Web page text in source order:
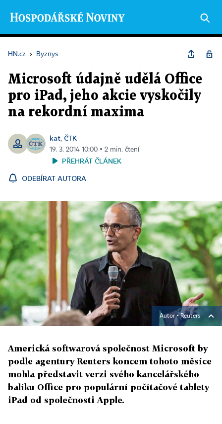
HN.cz › Byznys
Microsoft údajně udělá Office
pro iPad, jeho akcie vyskočily
na rekordní maxima
kat, ČTK
19. 3. 2014 10:00 ▪ 2 min. čtení
PŘEHRÁT ČLÁNEK
ODEBÍRAT AUTORA
Autor ▪Reuters
Americká softwarová společnost Microsoft by
podle agentury Reuters koncem tohoto měsíce
mohla představit verzi svého kancelářského
balíku Office pro populární počítačové tablety
iPad od společnosti Apple.